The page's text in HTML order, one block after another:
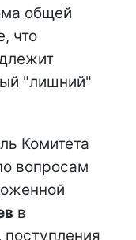
общей
что
"лишний"
Комитета
вопросам
в